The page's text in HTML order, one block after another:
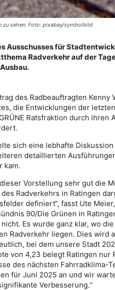
zu sehen. Foto: pixabay/symbolbild
Ausschusses für
Radverkehr auf der
des Radbeauftragten
die Entwicklungen der
Ratsfraktion durch
sich eine lebhafte
detaillierten
kam.
Vorstellung sehr gut die
Radverkehrs in Ratingen
definiert“, fasst Ute
90/Die Grünen in
Es wurde ganz klar, wo
Radverkehr liegen. Dies wird
bei dem unsere Stadt
von 4,23 belegt Ratingen nur
des nächsten Fahrradklima-
für Juni 2025 an und wir
Verbesserung.“